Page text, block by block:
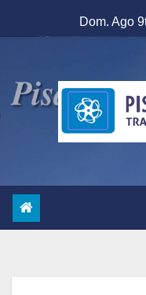
al
Dom. Ago